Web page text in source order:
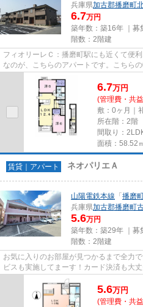
兵庫県加古郡播磨町
6.7万円
築年数：築16年 ｜募
階数：2階建
フィオリーレＣ：播磨町駅にも近くて便
なのが、こちらのアパートです。こちら
す。ペットもOKなので、ご近所...
6.7万円
(管理費・共
敷：0ヶ月｜
所在階：2階
間取り：
面積：58.52
賃貸｜アパート ネオパリエＡ
山陽電鉄本線 「 播磨
兵庫県加古郡播磨町
5.6万円
築年数：築29年 ｜募
階数：2階建
お気に入りのお部屋が見つかるまで全力
ビスも実施してまーす！カード決済も大
5.6万円
(管理費・共